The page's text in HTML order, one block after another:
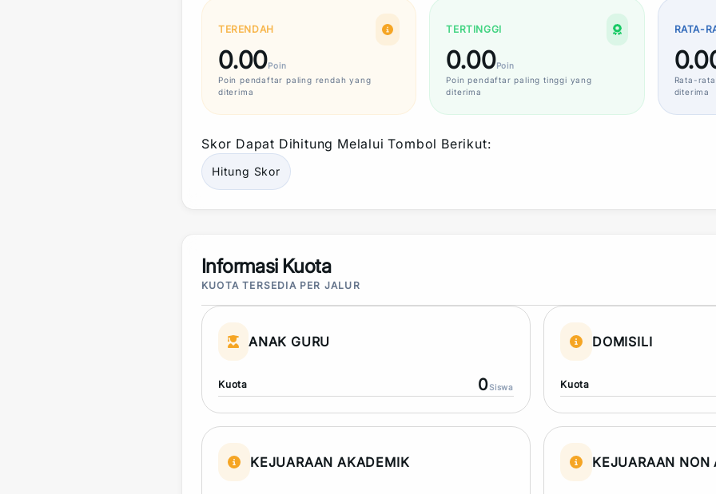
TERENDAH
0.00Poin
Poin pendaftar paling rendah yang
diterima
TERTINGGI
0.00Poin
Poin pendaftar paling tinggi yang
diterima
RATA-
Rata-rata
diterima
Skor Dapat Dihitung Melalui Tombol Berikut:
Hitung Skor
Informasi Kuota
KUOTA TERSEDIA PER JALUR
ANAK GURU
Kuota 0Siswa
DOMISILI
Kuota
KEJUARAAN AKADEMIK KEJUARAAN NON